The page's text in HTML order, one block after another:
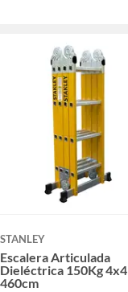
STANLEY
Escalera Articulada
Dieléctrica 150Kg 4x4
460cm